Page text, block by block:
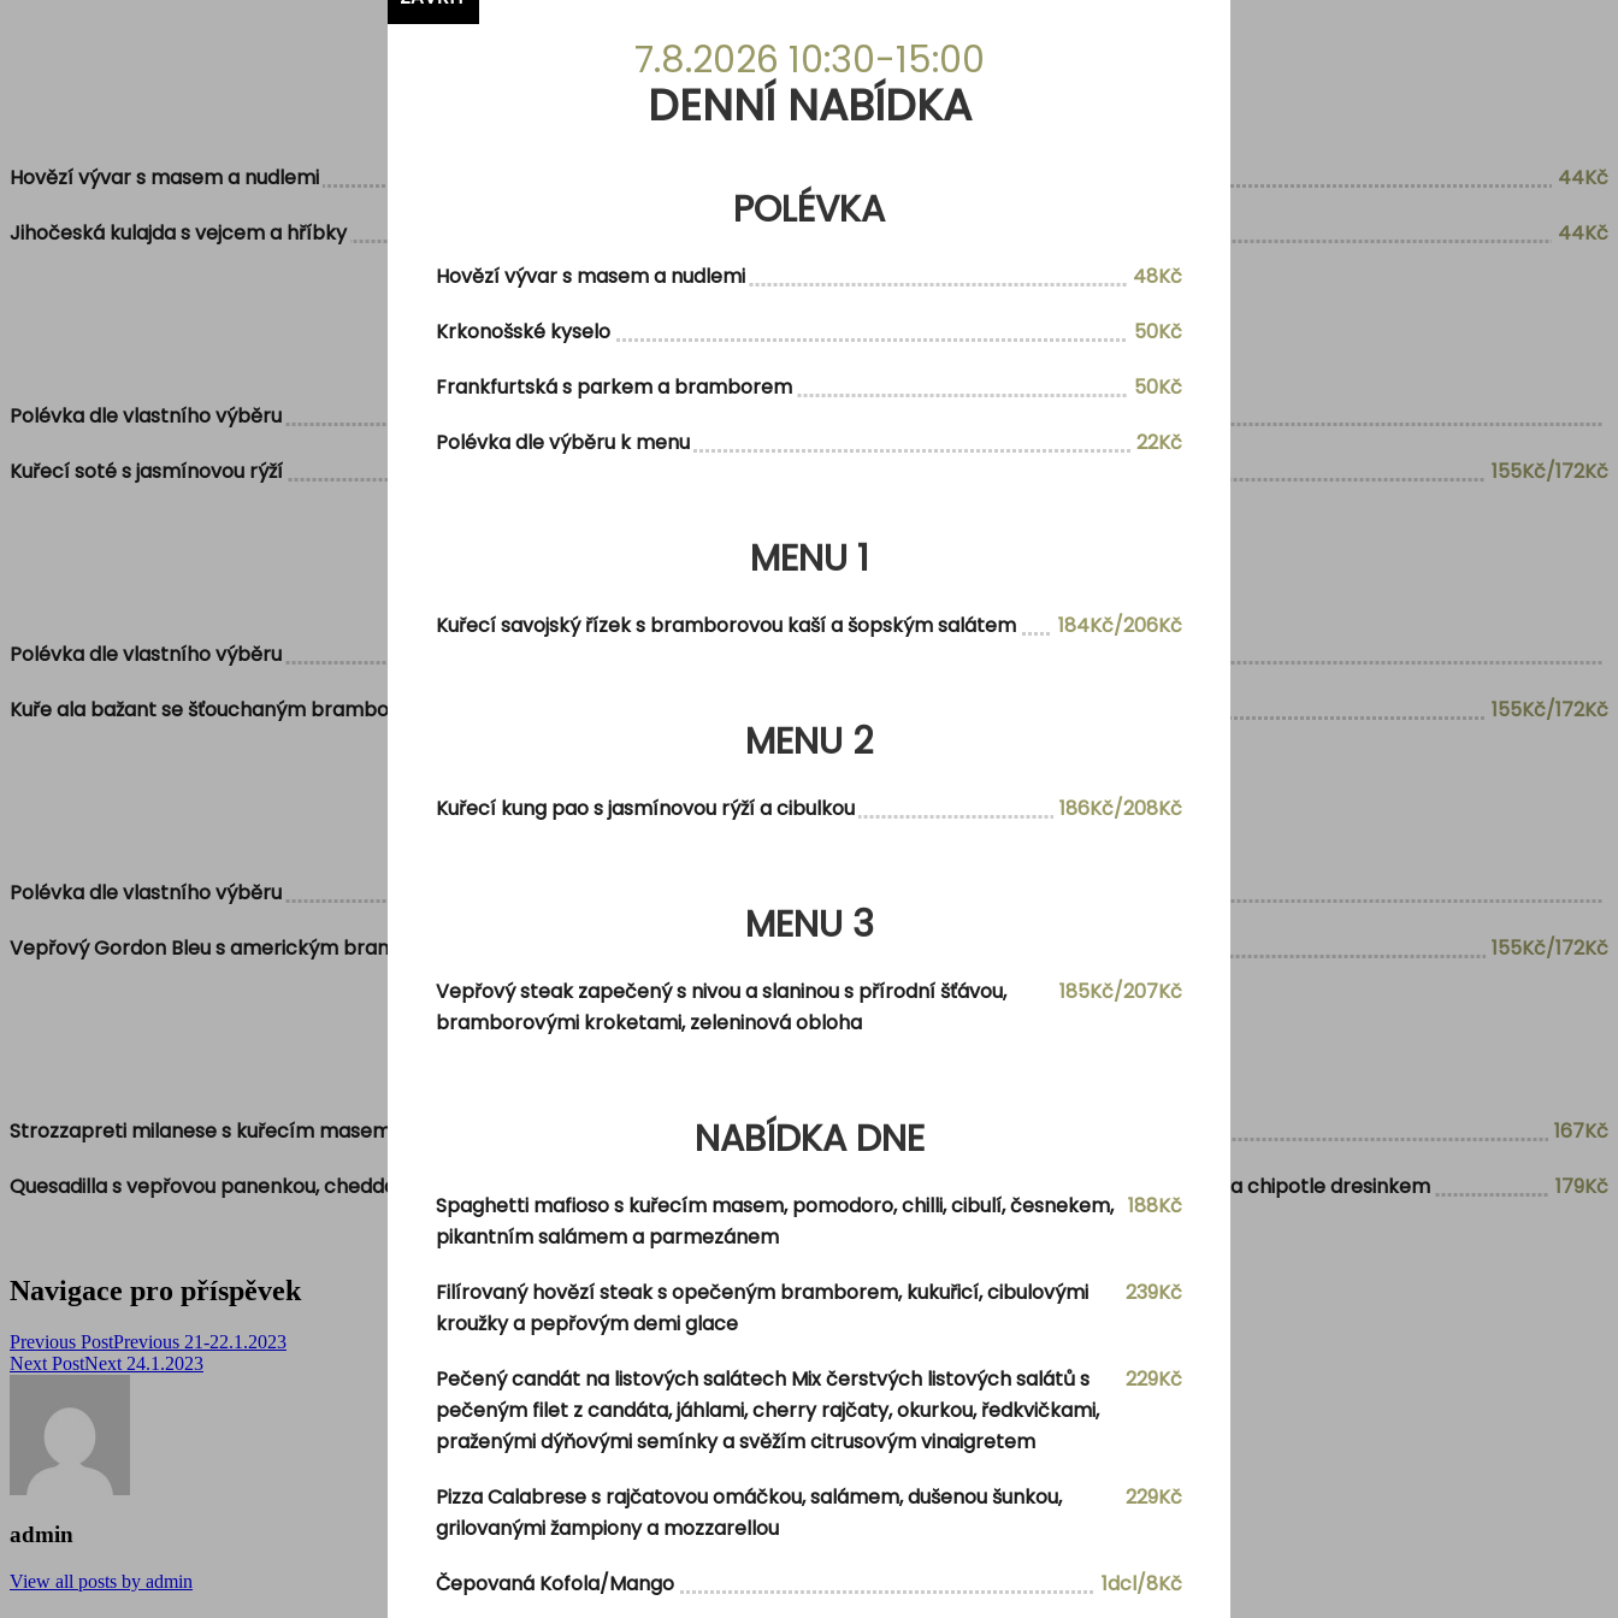
POLÉVKA
Hovězí vývar s masem a nudlemi
44Kč
Jihočeská kulajda s vejcem a hříbky
44Kč
MENU 1
Polévka dle vlastního výběru
Kuřecí soté s jasmínovou rýží
155Kč/172Kč
MENU 2
Polévka dle vlastního výběru
Kuře ala bažant se šťouchaným bramborem
155Kč/172Kč
MENU 3
Polévka dle vlastního výběru
Vepřový Gordon Bleu s americkým bramborem, zeleninovou oblohou a domácí tatarskou omáčkou
155Kč/172Kč
Strozzapreti milanese s kuřecím masem, pomodoro omáčkou, česnekem, smetanou, gorgonzolou, sypané sýrem parmezá
167Kč
Quesadilla s vepřovou panenkou, cheddarem, kukuřicí, červenou cibulí, červenou paprikou, zakysanou smetanou, tortilla chipsem a chipotle dresinkem
179Kč
Navigace pro příspěvek
Previous PostPrevious 21-22.1.2023
Next PostNext 24.1.2023
admin
View all posts by admin
7.8.2026 10:30-15:00
DENNÍ NABÍDKA
POLÉVKA
Hovězí vývar s masem a nudlemi
48Kč
Krkonošské kyselo
50Kč
Frankfurtská s parkem a bramborem
50Kč
Polévka dle výběru k menu
22Kč
MENU 1
Kuřecí savojský řízek s bramborovou kaší a šopským salátem 184Kč/206Kč
MENU 2
Kuřecí kung pao s jasmínovou rýží a cibulkou 186Kč/208Kč
MENU 3
Vepřový steak zapečený s nivou a slaninou s přírodní šťávou,
bramborovými kroketami, zeleninová obloha
185Kč/207Kč
NABÍDKA DNE
Spaghetti mafioso s kuřecím masem, pomodoro, chilli, cibulí, česnekem,
pikantním salámem a parmezánem
188Kč
Filírovaný hovězí steak s opečeným bramborem, kukuřicí, cibulovými
kroužky a pepřovým demi glace
239Kč
Pečený candát na listových salátech Mix čerstvých listových salátů s
pečeným filet z candáta, jáhlami, cherry rajčaty, okurkou, ředkvičkami,
praženými dýňovými semínky a svěžím citrusovým vinaigretem
229Kč
Pizza Calabrese s rajčatovou omáčkou, salámem, dušenou šunkou,
grilovanými žampiony a mozzarellou
229Kč
Čepovaná Kofola/Mango
1dcl/8Kč